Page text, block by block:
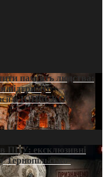
пам’ять людства:
підтримує
в ЮНЕСКО
ексклюзивні
Тернопільсько-